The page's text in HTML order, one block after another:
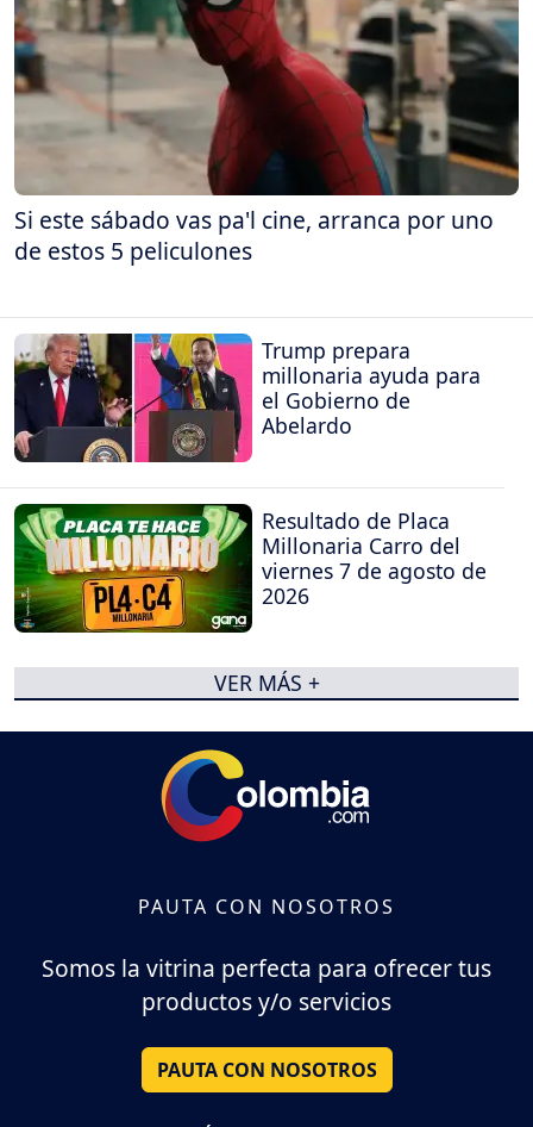
Si este sábado vas pa'l cine, arranca por uno
de estos 5 peliculones
Trump prepara
millonaria ayuda para
el Gobierno de
Abelardo
Resultado de Placa
Millonaria Carro del
viernes 7 de agosto de
2026
VER MÁS +
PAUTA CON NOSOTROS
Somos la vitrina perfecta para ofrecer tus
productos y/o servicios
PAUTA CON NOSOTROS